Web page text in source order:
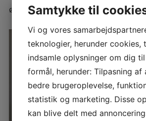
ønsker at leje en affugter.
Samtykke til
Vi og vores
teknologier, herunder cookies,
indsamle oplysninger om dig
formål, herunder: Tilpasning af
bedre brugeroplevelse,
statistik og marketing. Disse
kan blive delt med